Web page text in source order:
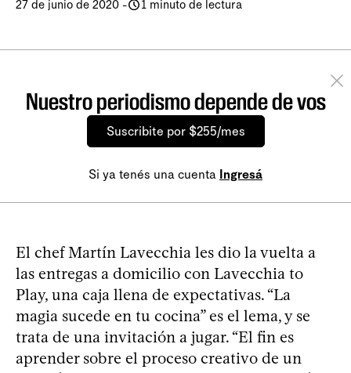
27 de junio de 2020 - 1 minuto de lectura
Nuestro periodismo depende de vos
Suscribite por $255/mes
Si ya tenés una cuenta Ingresá
El chef Martín Lavecchia les dio la vuelta a
las entregas a domicilio con Lavecchia to
Play, una caja llena de expectativas. “La
magia sucede en tu cocina” es el lema, y se
trata de una invitación a jugar. “El fin es
aprender sobre el proceso creativo de un